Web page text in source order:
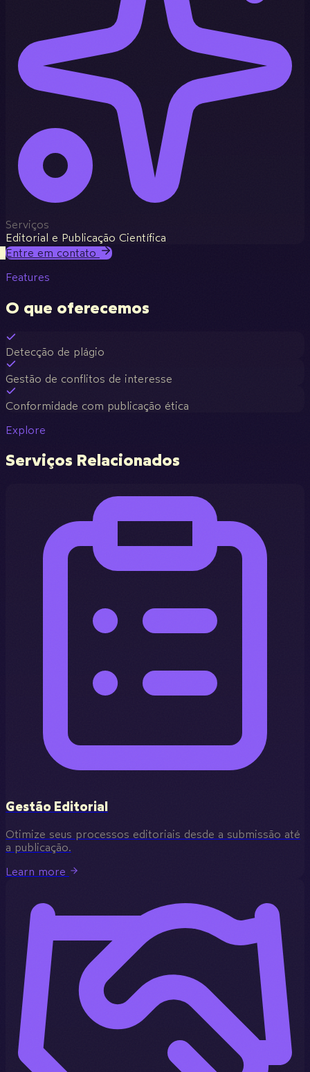
Serviços
Editorial e Publicação Científica
Entre em contato
Features
O que oferecemos
Detecção de plágio
Gestão de conflitos de interesse
Conformidade com publicação ética
Explore
Serviços Relacionados
Gestão Editorial
Otimize seus processos editoriais desde a submissão até
a publicação.
Learn more